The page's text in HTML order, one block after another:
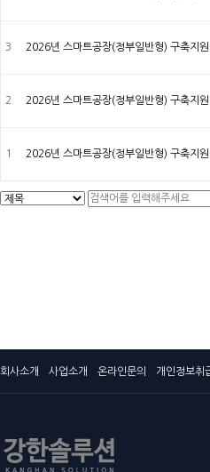
3 2026년 스마트공장(정부일반형) 구축지
2 2026년 스마트공장(정부일반형) 구축지
1 2026년 스마트공장(정부일반형) 구축지
회사소개 사업소개 온라인문의 개인정보취